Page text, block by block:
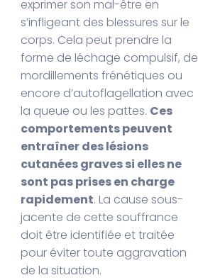
exprimer son mal-être en
s’infligeant des blessures sur le
corps. Cela peut prendre la
forme de léchage compulsif, de
mordillements frénétiques ou
encore d’autoflagellation avec
la queue ou les pattes. Ces
comportements peuvent
entraîner des lésions
cutanées graves si elles ne
sont pas prises en charge
rapidement. La cause sous-
jacente de cette souffrance
doit être identifiée et traitée
pour éviter toute aggravation
de la situation.